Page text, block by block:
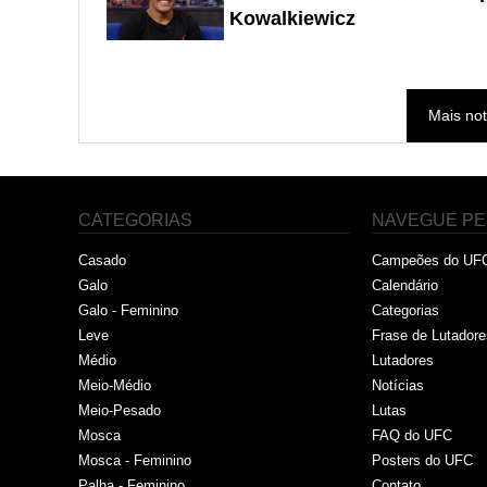
Kowalkiewicz
Mais
CATEGORIAS
Casado
Galo
Galo - Feminino
Leve
Médio
Meio-Médio
Meio-Pesado
Mosca
Mosca - Feminino
NAVEGUE
Campeões do
Calendário
Categorias
Frase de
Lutadores
Notícias
Lutas
FAQ do UFC
Posters do UFC